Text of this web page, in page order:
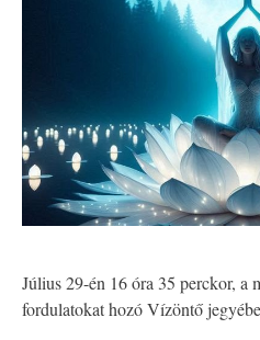
Július 29-én 16 óra 35 perckor, a
fordulatokat hozó Vízöntő